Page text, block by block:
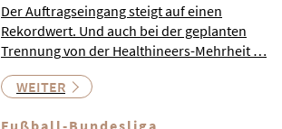
Der Auftragseingang steigt auf einen
Rekordwert. Und auch bei der geplanten
Trennung von der Healthineers-Mehrheit …
WEITER
Fußball-Bundesliga